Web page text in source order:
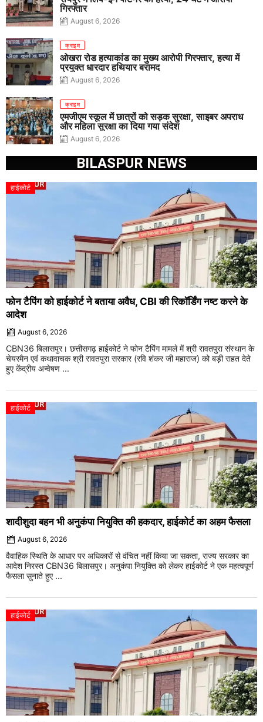
गिरफ्तार
August 6, 2026
क्राइम
ओखरा रोड हत्याकांड का मुख्य आरोपी गिरफ्तार, हत्या में
प्रयुक्त धारदार हथियार बरामद
August 6, 2026
क्राइम
एमजीएम स्कूल में छात्रों को सड़क सुरक्षा, साइबर अपराध
और महिला सुरक्षा का दिया गया संदेश
August 6, 2026
BILASPUR NEWS
हाईकोर्ट
फोन टैपिंग को हाईकोर्ट ने बताया अवैध, CBI की रिकॉर्डिंग नष्ट करने के
आदेश
August 6, 2026
CBN36 बिलासपुर। छत्तीसगढ़ हाईकोर्ट ने फोन टैपिंग मामले में श्री रावतपुरा संस्थान के
चेयरमैन एवं कथावाचक श्री रावतपुरा सरकार (रवि शंकर जी महाराज) को बड़ी राहत देते
हुए केंद्रीय अन्वेषण ...
हाईकोर्ट
शादीशुदा बहन भी अनुकंपा नियुक्ति की हकदार, हाईकोर्ट का अहम फैसला
August 6, 2026
वैवाहिक स्थिति के आधार पर अधिकारों से वंचित नहीं किया जा सकता, राज्य सरकार का
आदेश निरस्त CBN36 बिलासपुर। अनुकंपा नियुक्ति को लेकर हाईकोर्ट ने एक महत्वपूर्ण
फैसला सुनाते हुए ...
हाईकोर्ट